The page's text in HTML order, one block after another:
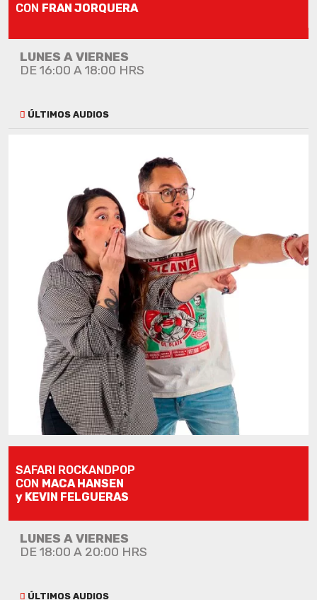
CON FRAN JORQUERA
LUNES A VIERNES
DE 16:00 A 18:00 HRS
ÚLTIMOS AUDIOS
SAFARI ROCKANDPOP
CON MACA HANSEN
y KEVIN FELGUERAS
LUNES A VIERNES
DE 18:00 A 20:00 HRS
ÚLTIMOS AUDIOS